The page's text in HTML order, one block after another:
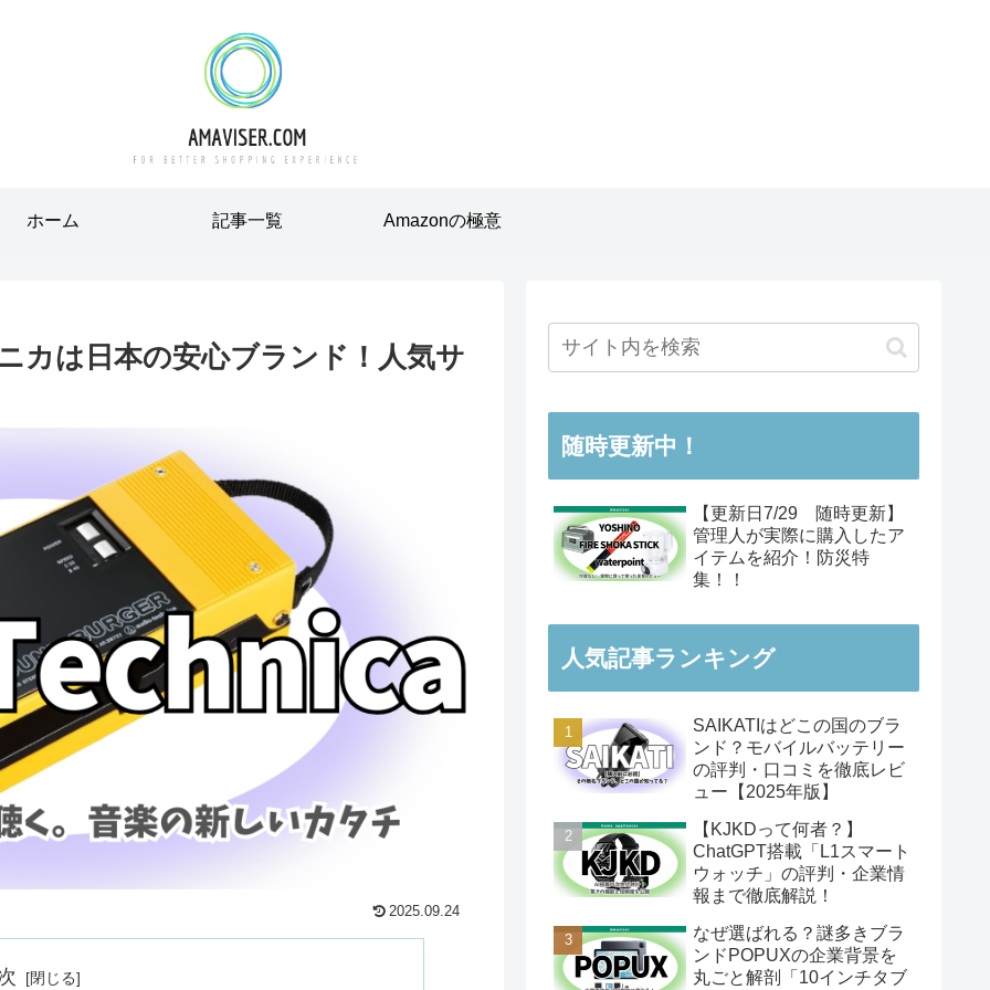
ホーム 記事一覧 Amazonの極意
カは日本の安心ブランド！人気サ
2025.09.24
随時更新中！
【更新日7/29 随時更新】
管理人が実際に購入したア
イテムを紹介！防災特
集！！
人気記事ランキング
SAIKATIはどこの国のブラ
ンド？モバイルバッテリー
の評判・口コミを徹底レビ
ュー【2025年版】
【KJKDって何者？】
ChatGPT搭載「L1スマート
ウォッチ」の評判・企業情
報まで徹底解説！
なぜ選ばれる？謎多きブラ
ンドPOPUXの企業背景を
丸ごと解剖「10インチタブ